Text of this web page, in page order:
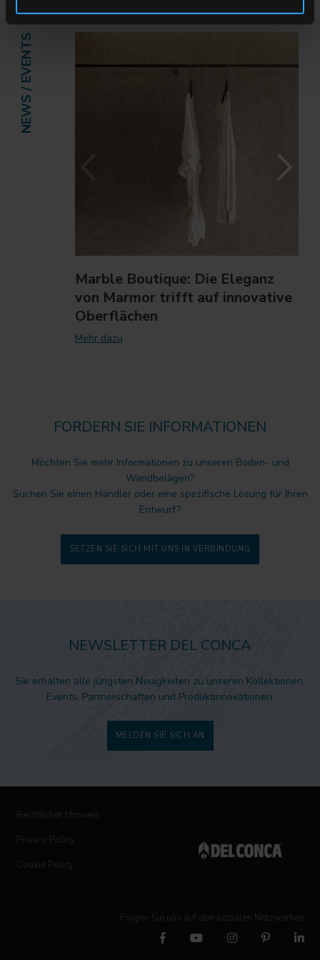
NEWS / EVENTS
Marble Boutique: Die Eleganz
von Marmor trifft auf innovative
Oberflächen
Mehr dazu
FORDERN SIE INFORMATIONEN
Möchten Sie mehr Informationen zu unseren Boden- und
Wandbelägen?
Suchen Sie einen Händler oder eine spezifische Lösung für Ihren
Entwurf?
SETZEN SIE SICH MIT UNS IN VERBINDUNG
NEWSLETTER DEL CONCA
Sie erhalten alle jüngsten Neuigkeiten zu unseren Kollektionen,
Events, Partnerschaften und Produktinnovationen.
MELDEN SIE SICH AN
Rechtlicher Hinweis
Privacy Policy
Cookie Policy
Folgen Sie uns auf den sozialen Netzwerken